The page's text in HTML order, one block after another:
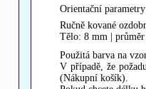
Orientační
Ručně kované
Tělo: 8 mm |
Použitá barva na
V případě, že
(Nákupní košík).